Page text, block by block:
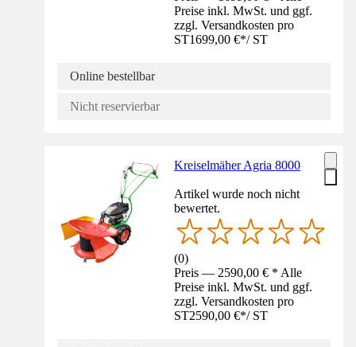
Preise inkl. MwSt. und ggf.
zzgl. Versandkosten pro
ST1699,00 €*/ ST
Online bestellbar
Nicht reservierbar
Kreiselmäher Agria 8000
Artikel wurde noch nicht
bewertet.
(0)
Preis — 2590,00 € * Alle
Preise inkl. MwSt. und ggf.
zzgl. Versandkosten pro
ST2590,00 €*/ ST